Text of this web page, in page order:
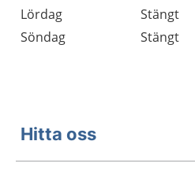
Lördag
Stängt
Söndag
Stängt
Hitta oss